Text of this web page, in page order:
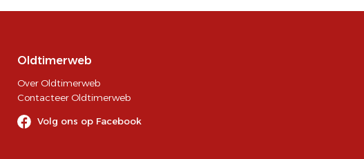
Oldtimerweb
Over Oldtimerweb
Contacteer Oldtimerweb
Volg ons op Facebook